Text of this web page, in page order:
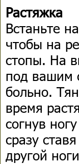
Растяжка
Встаньте
чтобы на
стопы. На
под вашим
больно.
время
согнув
сразу
другой